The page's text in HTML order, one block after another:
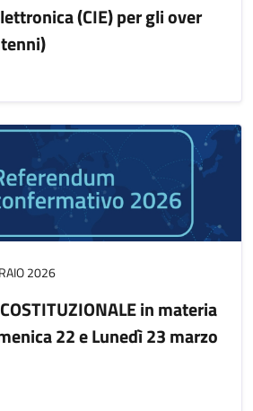
(CIE) per gli over
2026
in materia
22 e Lunedì 23 marzo